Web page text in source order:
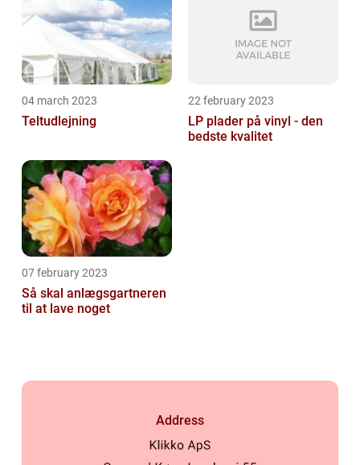
04 march 2023
Teltudlejning
22 february 2023
LP plader på vinyl - den
bedste kvalitet
07 february 2023
Så skal anlægsgartneren
til at lave noget
Address